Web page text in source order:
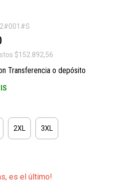
$152.892,56
Transferencia o depósito
2XL 3XL
es el último!